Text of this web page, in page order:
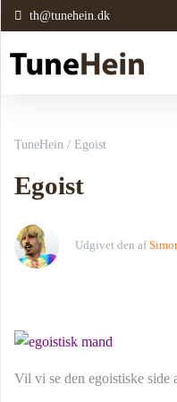
th@tunehein.dk
TuneHein / Egoist
Egoist
Udgivet den af
Vil vi se den egoistiske side